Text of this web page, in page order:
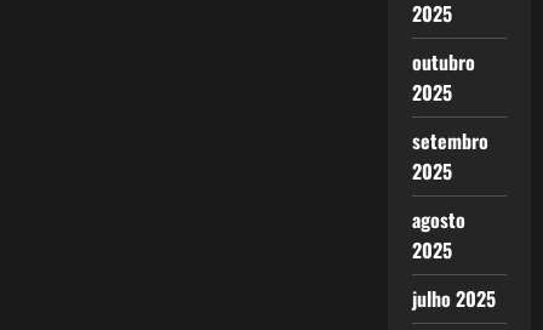
2025
outubro
2025
setembro
2025
agosto
2025
julho 2025